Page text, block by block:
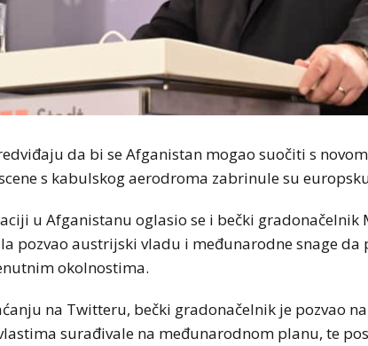
da bi se Afganistan mogao suočiti s
s kabulskog aerodroma zabrinule su
u Afganistanu oglasio se i bečki gradonačelnik
pozvao austrijski vladu i međunarodne snage
okolnostima.
na Twitteru, bečki gradonačelnik je pozvao
surađivale na međunarodnom planu, te